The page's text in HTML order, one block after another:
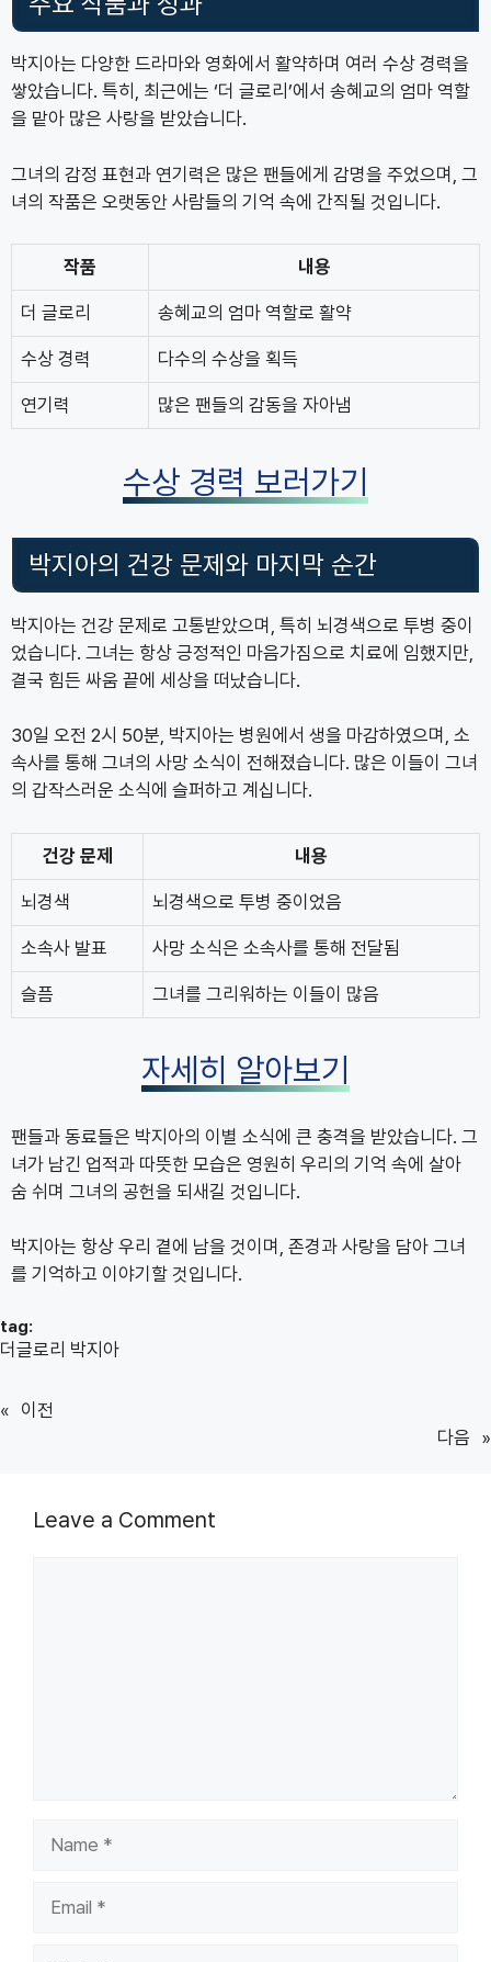
박지아는 다양한 드라마와 영화에서 활약하며 여러 수상 경력을
쌓았습니다. 특히, 최근에는 ‘더 글로리’에서 송혜교의 엄마 역할
을 맡아 많은 사랑을 받았습니다.
그녀의 감정 표현과 연기력은 많은 팬들에게 감명을 주었으며, 그
녀의 작품은 오랫동안 사람들의 기억 속에 간직될 것입니다.
작품 내용
더 글로리 송혜교의 엄마 역할로 활약
수상 경력 다수의 수상을 획득
연기력 많은 팬들의 감동을 자아냄
수상 경력 보러가기
박지아의 건강 문제와 마지막 순간
박지아는 건강 문제로 고통받았으며, 특히 뇌경색으로 투병 중이
었습니다. 그녀는 항상 긍정적인 마음가짐으로 치료에 임했지만,
결국 힘든 싸움 끝에 세상을 떠났습니다.
30일 오전 2시 50분, 박지아는 병원에서 생을 마감하였으며, 소
속사를 통해 그녀의 사망 소식이 전해졌습니다. 많은 이들이 그녀
의 갑작스러운 소식에 슬퍼하고 계십니다.
건강 문제 내용
뇌경색 뇌경색으로 투병 중이었음
소속사 발표 사망 소식은 소속사를 통해 전달됨
슬픔 그녀를 그리워하는 이들이 많음
자세히 알아보기
팬들과 동료들은 박지아의 이별 소식에 큰 충격을 받았습니다. 그
녀가 남긴 업적과 따뜻한 모습은 영원히 우리의 기억 속에 살아
숨 쉬며 그녀의 공헌을 되새길 것입니다.
박지아는 항상 우리 곁에 남을 것이며, 존경과 사랑을 담아 그녀
를 기억하고 이야기할 것입니다.
tag:
더글로리 박지아
« 이전
다음 »
Leave a Comment